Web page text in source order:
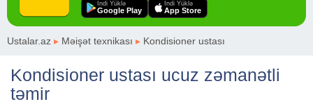
Indi Yüklə
Google Play
Indi Yüklə
App Store
Ustalar.az ▸ Məişət texnikası ▸ Kondisioner ustası
Kondisioner ustası ucuz zəmanətli
təmir